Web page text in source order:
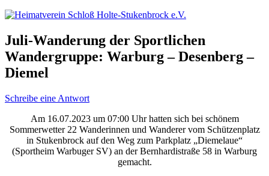
Juli-Wanderung der Sportlichen
Wandergruppe: Warburg – Desenberg –
Diemel
Schreibe eine Antwort
Am 16.07.2023 um 07:00 Uhr hatten sich bei schönem
Sommerwetter 22 Wanderinnen und Wanderer vom Schützenplatz
in Stukenbrock auf den Weg zum Parkplatz „Diemelaue“
(Sportheim Warbuger SV) an der Bernhardistraße 58 in Warburg
gemacht.